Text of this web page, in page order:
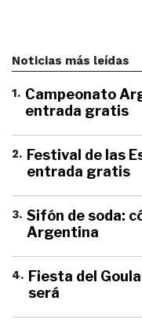
Noticias más leídas
1. Campeonato
entrada gratis
2. Festival de las
entrada gratis
3. Sifón de soda:
Argentina
4. Fiesta del
será